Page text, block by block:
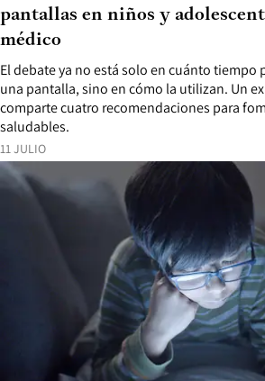
11 JULIO
El debate ya no está solo en cuánto tiempo
una pantalla, sino en cómo la utilizan. Un
comparte cuatro recomendaciones para
saludables.
pantallas en niños y
médico